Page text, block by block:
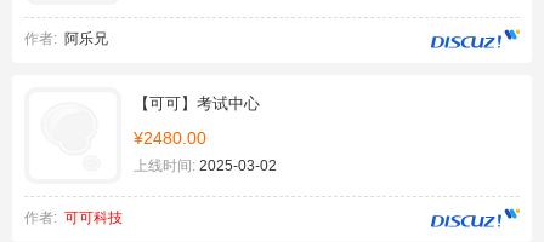
作者: 阿乐兄
【可可】考试中心
¥2480.00
上线时间: 2025-03-02
作者: 可可科技